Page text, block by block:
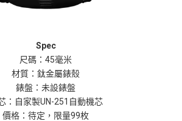
Spec
尺碼： 45毫米
材質：鈦金屬錶殼
錶盤：未設錶盤
：自家製UN-251自動機芯
價格：待定，限量99枚